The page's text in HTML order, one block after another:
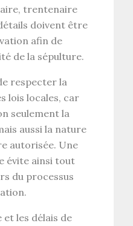
trentenaire
doivent être
afin de
de la sépulture.
respecter la
lois locales, car
seulement la
aussi la nature
autorisée. Une
évite ainsi tout
du processus
.
et les délais de